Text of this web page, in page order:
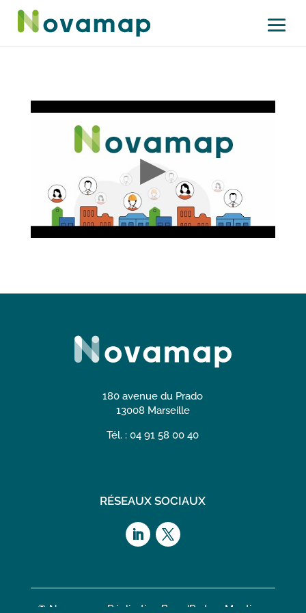
180 avenue du Prado
13008 Marseille
Tél. : 04 91 58 00 40
RÉSEAUX SOCIAUX
© Novamap – Réalisation BrandParty Mentions